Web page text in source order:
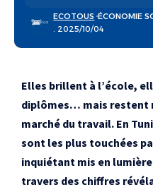
. 2025/10/04
ECOTOUS ÉCONOMIE
Elles brillent à l’école,
diplômes… mais restent
marché du travail. En
sont les plus touchées
inquiétant mis en
travers des chiffres